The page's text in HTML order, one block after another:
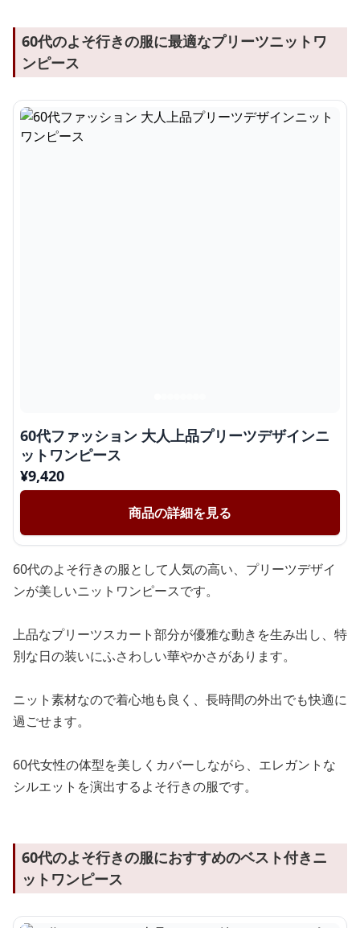
60代のよそ行きの服に最適なプリーツニットワ
ンピース
60代ファッション 大人上品プリーツデザインニ
ットワンピース
¥9,420
商品の詳細を見る
60代のよそ行きの服として人気の高い、プリーツデザイ
ンが美しいニットワンピースです。
上品なプリーツスカート部分が優雅な動きを生み出し、特
別な日の装いにふさわしい華やかさがあります。
ニット素材なので着心地も良く、長時間の外出でも快適に
過ごせます。
60代女性の体型を美しくカバーしながら、エレガントな
シルエットを演出するよそ行きの服です。
60代のよそ行きの服におすすめのベスト付きニ
ットワンピース